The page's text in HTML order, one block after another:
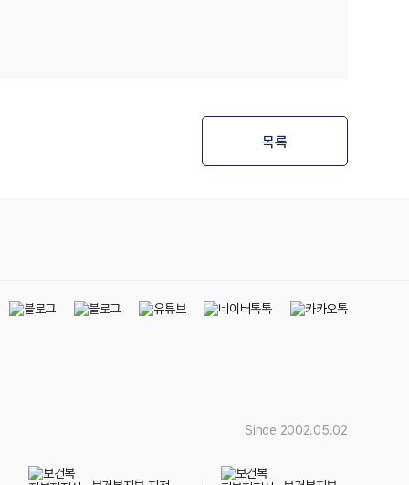
목록
Since 2002.05.02